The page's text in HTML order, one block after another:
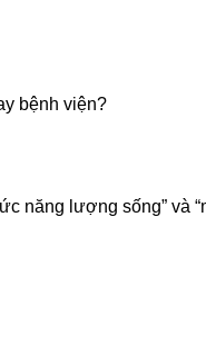
bệnh viện?
năng lượng sống” và